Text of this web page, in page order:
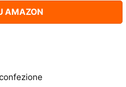
AMAZON